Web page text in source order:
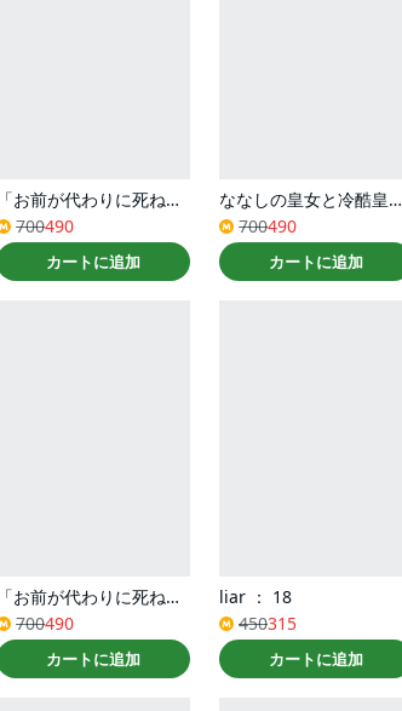
「お前が代わりに死ね」と言われた私。妹の身代わりに冷酷な辺境伯のもとへ嫁ぎ、幸せを手に入れる（コミック） ： 2
700490
カートに追加
ななしの皇女と冷酷皇帝 ～虐げられた幼女、今世では龍ともふもふに溺愛されています～（コミック） ： 3
700490
カートに追加
「お前が代わりに死ね」と言われた私。妹の身代わりに冷酷な辺境伯のもとへ嫁ぎ、幸せを手に入れる（コミック） ： 3
700490
カートに追加
liar ： 18
450315
カートに追加